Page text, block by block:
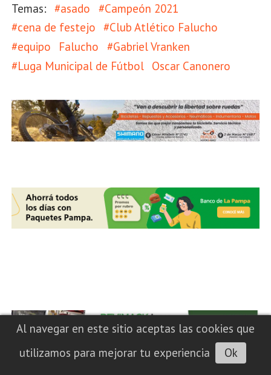
#asado
#Campeón 2021
#cena de festejo #Club Atlético Falucho
#equipo
Falucho
#Gabriel Vranken
#Luga Municipal de Fútbol Oscar Canonero
Al navegar en este sitio aceptas las cookies que
utilizamos para mejorar tu experiencia
Ok